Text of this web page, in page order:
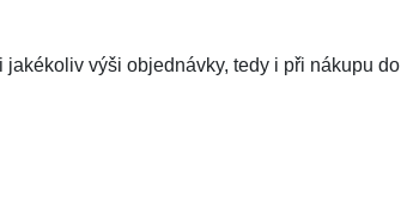
výši objednávky, tedy i při nákupu do